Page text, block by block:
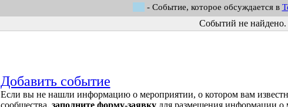
- Событие, которое обсуждается в
Событий не найдено.
Добавить событие
Если вы не нашли информацию о мероприятии, о котором вам
сообщества, заполните форму-заявкудля размещения информации о